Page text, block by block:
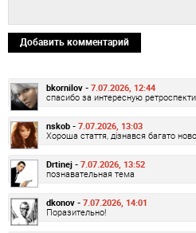
Добавить комментарий
bkornilov - 7.07.2026, 12:44
спасибо за интересную
nskob - 7.07.2026, 13:03
Хороша стаття, дізнався багато
Drtinej - 7.07.2026, 13:52
познавательная тема
dkonov - 7.07.2026, 14:01
Поразительно!